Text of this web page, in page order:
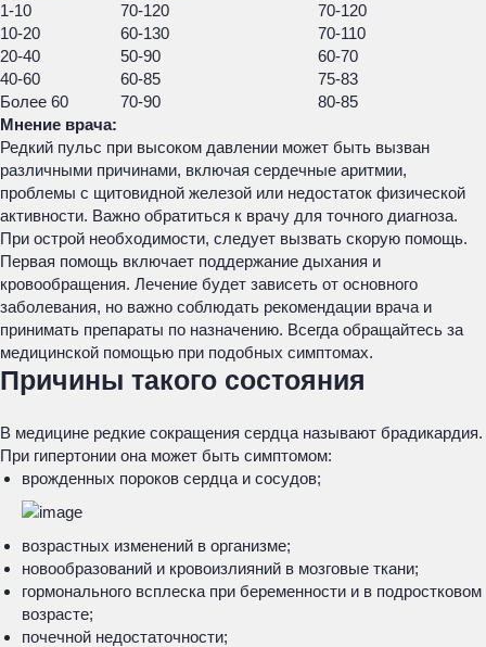
1-10
70-120
70-120
10-20
60-130
70-110
20-40
50-90
60-70
40-60
60-85
75-83
Более 60
70-90
80-85
Мнение врача:
Редкий пульс при высоком давлении может быть вызван
различными причинами, включая сердечные аритмии,
проблемы с щитовидной железой или недостаток физической
активности. Важно обратиться к врачу для точного диагноза.
При острой необходимости, следует вызвать скорую помощь.
Первая помощь включает поддержание дыхания и
кровообращения. Лечение будет зависеть от основного
заболевания, но важно соблюдать рекомендации врача и
принимать препараты по назначению. Всегда обращайтесь за
медицинской помощью при подобных симптомах.
Причины такого состояния
В медицине редкие сокращения сердца называют брадикардия.
При гипертонии она может быть симптомом:
врожденных пороков сердца и сосудов;
возрастных изменений в организме;
новообразований и кровоизлияний в мозговые ткани;
гормонального всплеска при беременности и в подростковом
возрасте;
почечной недостаточности;